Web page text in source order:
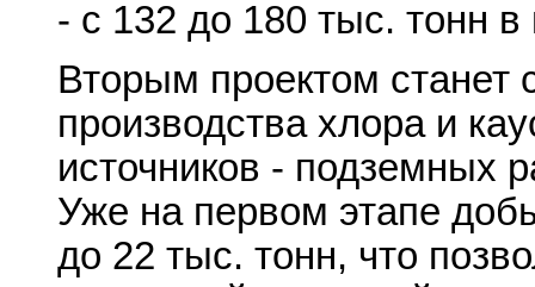
- с 132 до 180 тыс. тонн в
Вторым проектом станет
производства хлора и
источников - подземных
Уже на первом этапе
до 22 тыс. тонн, что